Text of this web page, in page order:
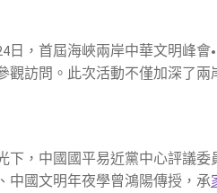
日，首屆海峽兩岸中華文明峰
觀訪問。此次活動不僅加深了
下，中國國平易近黨中心評議
中國文明年夜學曾鴻陽傳授，承